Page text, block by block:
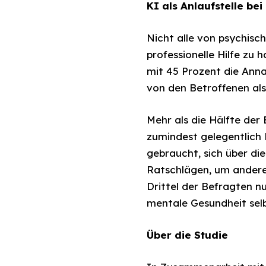
KI als Anlaufstelle bei
Nicht alle von
professionelle Hilfe zu
mit 45 Prozent die
von den Betroffenen
Mehr als die Hälfte der
zumindest gelegentlich
gebraucht, sich über
Ratschlägen, um
Drittel der Befragten
mentale Gesundheit
Über die Studie